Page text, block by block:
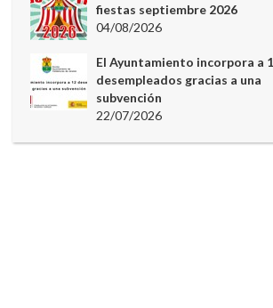
fiestas septiembre 2026
04/08/2026
El Ayuntamiento incorpora a
desempleados gracias a una
subvención
22/07/2026